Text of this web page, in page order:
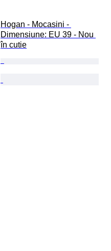
Hogan - Mocasini -
Dimensiune: EU 39 - Nou
în cutie